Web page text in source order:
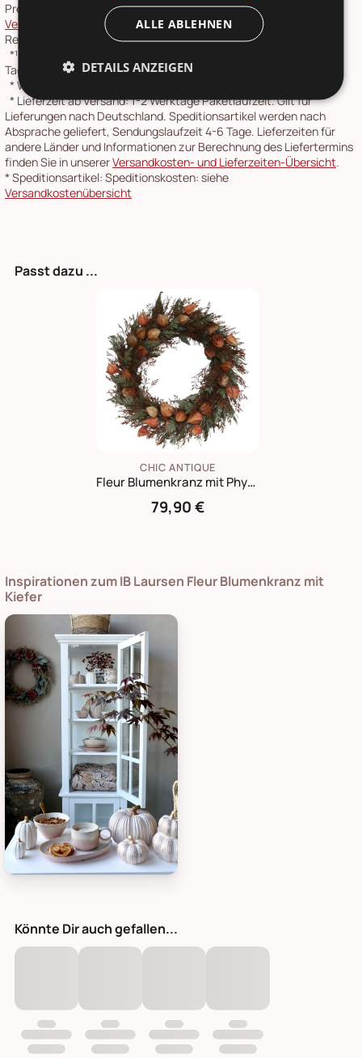
Preise inkl. 19 % MwSt.,Versandkostensiehe
Versandkostenübersicht
. DieRücksendungist über unser
Retourenportal möglich.
*¹
Tage vor der Preisherabsetzung in unserem Online-Shop.
*Werktage: Montag bis Freitag
* Lieferzeit ab Versand: 1-2 Werktage Paketlaufzeit. Gilt für
Lieferungen nach Deutschland. Speditionsartikel werden nach
Absprache geliefert, Sendungslaufzeit 4-6 Tage. Lieferzeiten für
andere Länder und Informationen zur Berechnung des Liefertermins
finden Sie in unsererVersandkosten- und Lieferzeiten-Übersicht.
*Speditionsartikel: Speditionskosten: siehe
Versandkostenübersicht
Passt dazu ...
CHIC ANTIQUE
Fleur Blumenkranz mit Physalis
79,90 €
Inspirationen zum IB Laursen Fleur Blumenkranz mit
Kiefer
Könnte Dir auch gefallen...
ALLE ABLEHNEN
DETAILS ANZEIGEN